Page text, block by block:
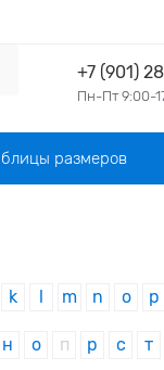
+7 (901)
Пн-Пт 9:00-
размеров
k m n o p
н о п р с т